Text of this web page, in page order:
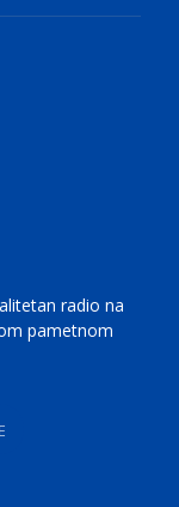
radio na
pametnom